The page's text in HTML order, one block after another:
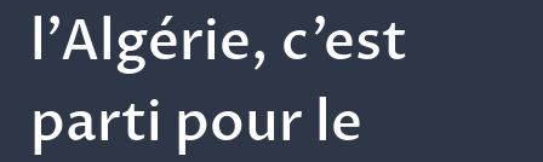
l’Algérie, c’est
parti pour le